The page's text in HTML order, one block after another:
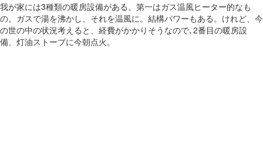
我が家には3種類の暖房設備がある。第一はガス温風ヒーター的なも
の。ガスで湯を沸かし、それを温風に。結構パワーもある。けれど、今
の世の中の状況考えると、経費がかかりそうなので､2番目の暖房設
備、灯油ストーブに今朝点火。